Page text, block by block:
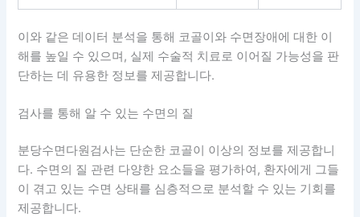
이와 같은 데이터 분석을 통해 코골이와 수면장애에 대한 이
해를 높일 수 있으며, 실제 수술적 치료로 이어질 가능성을 판
단하는 데 유용한 정보를 제공합니다.
검사를 통해 알 수 있는 수면의 질
분당수면다원검사는 단순한 코골이 이상의 정보를 제공합니
다. 수면의 질 관련 다양한 요소들을 평가하여, 환자에게 그들
이 겪고 있는 수면 상태를 심층적으로 분석할 수 있는 기회를
제공합니다.